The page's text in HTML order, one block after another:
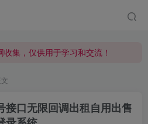
集，仅供用于学习和交流！
接口无限回调出租自用出售